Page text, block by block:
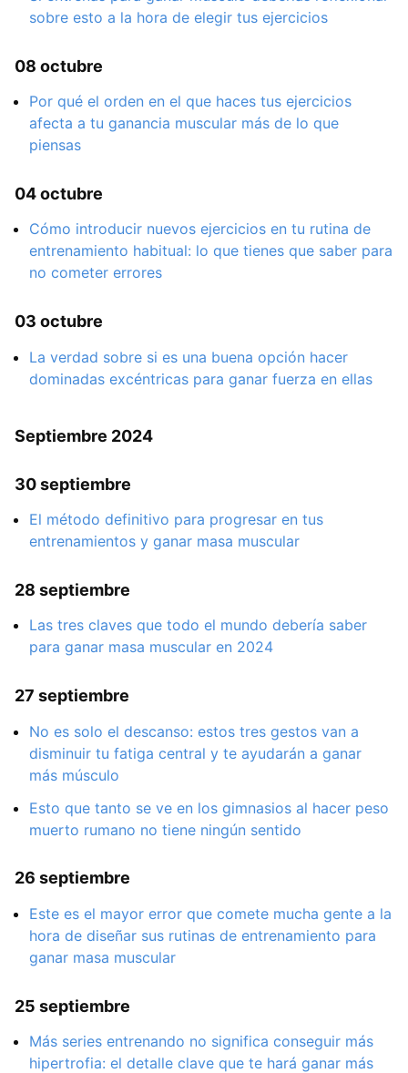
sobre esto a la hora de elegir tus ejercicios
08 octubre
Por qué el orden en el que haces tus ejercicios
afecta a tu ganancia muscular más de lo que
piensas
04 octubre
Cómo introducir nuevos ejercicios en tu rutina de
entrenamiento habitual: lo que tienes que saber para
no cometer errores
03 octubre
La verdad sobre si es una buena opción hacer
dominadas excéntricas para ganar fuerza en ellas
Septiembre 2024
30 septiembre
El método definitivo para progresar en tus
entrenamientos y ganar masa muscular
28 septiembre
Las tres claves que todo el mundo debería saber
para ganar masa muscular en 2024
27 septiembre
No es solo el descanso: estos tres gestos van a
disminuir tu fatiga central y te ayudarán a ganar
más músculo
Esto que tanto se ve en los gimnasios al hacer peso
muerto rumano no tiene ningún sentido
26 septiembre
Este es el mayor error que comete mucha gente a la
hora de diseñar sus rutinas de entrenamiento para
ganar masa muscular
25 septiembre
Más series entrenando no significa conseguir más
hipertrofia: el detalle clave que te hará ganar más